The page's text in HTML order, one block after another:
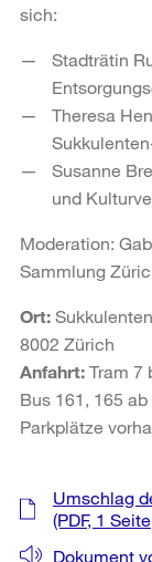
sich:
Stadträtin
Theresa
Susanne
und
Moderation:
Sammlung
Ort:
8002 Zürich
Anfahrt: Tram 7
Bus 161, 165
Parkplätze
Weitere
Umschlag
(PDF, 1
Dokument